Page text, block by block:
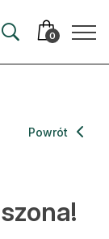
0
Powrót